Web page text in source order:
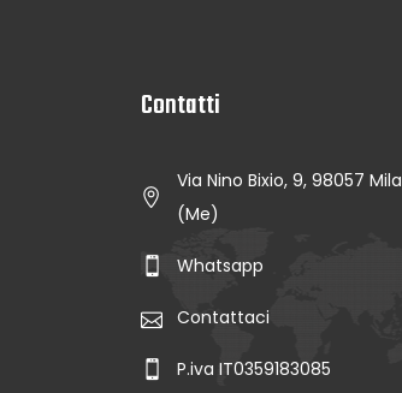
Contatti
Via Nino Bixio, 9, 98057
(Me)
Whatsapp
Contattaci
P.iva IT0359183085